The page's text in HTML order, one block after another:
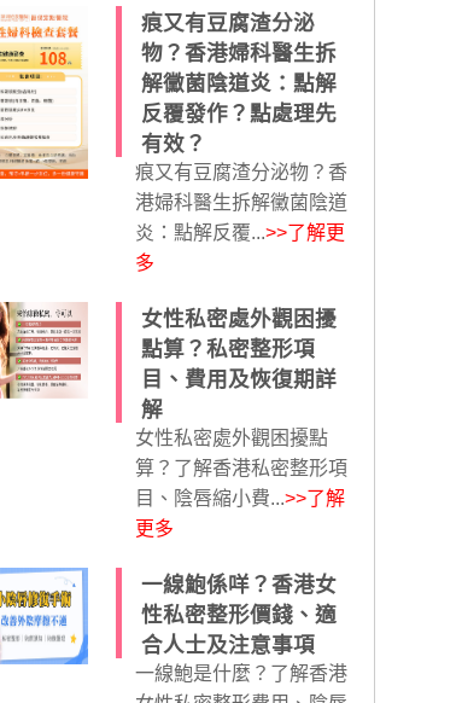
痕又有豆腐渣分泌
物？香港婦科醫生拆
解黴菌陰道炎：點解
反覆發作？點處理先
有效？
痕又有豆腐渣分泌物？香
港婦科醫生拆解黴菌陰道
炎：點解反覆...>>了解更
多
女性私密處外觀困擾
點算？私密整形項
目、費用及恢復期詳
解
女性私密處外觀困擾點
算？了解香港私密整形項
目、陰唇縮小費...>>了解
更多
一線鮑係咩？香港女
性私密整形價錢、適
合人士及注意事項
一線鮑是什麼？了解香港